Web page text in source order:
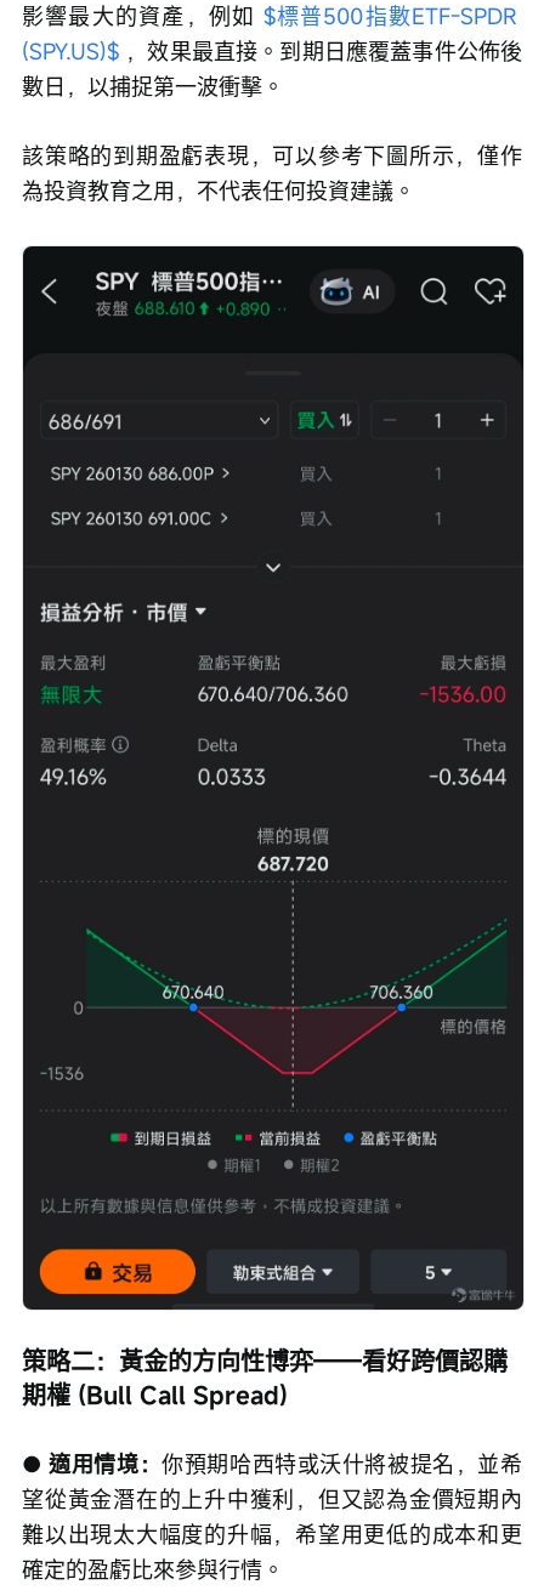
影響最大的資產，例如 $標普500指數ETF-SPDR
(SPY.US)$ ，效果最直接。到期日應覆蓋事件公佈後
數日，以捕捉第一波衝擊。
該策略的到期盈虧表現，可以參考下圖所示，僅作
為投資教育之用，不代表任何投資建議。
策略二：黃金的方向性博弈——看好跨價認購
期權 (Bull Call Spread)
● 適用情境：你預期哈西特或沃什將被提名，並希
望從黃金潛在的上升中獲利，但又認為金價短期內
難以出現太大幅度的升幅，希望用更低的成本和更
確定的盈虧比來參與行情。